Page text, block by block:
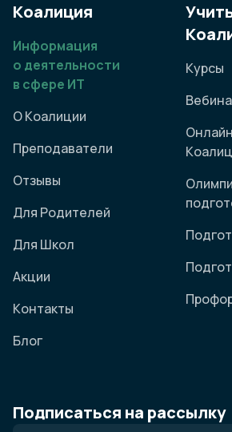
Коалиция
Информация
о деятельности
в сфере ИТ
О Коалиции
Преподаватели
Отзывы
Для Родителей
Для Школ
Акции
Контакты
Блог
Курсы
Подписаться на рассылку